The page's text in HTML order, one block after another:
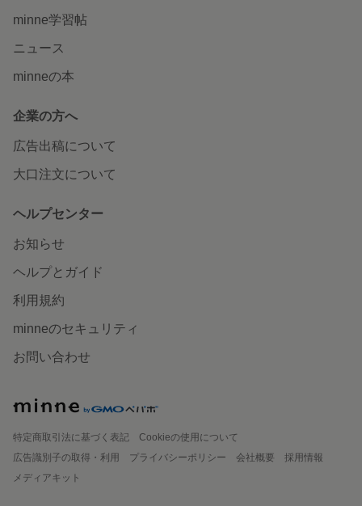
minne学習帖
ニュース
minneの本
企業の方へ
広告出稿について
大口注文について
ヘルプセンター
お知らせ
ヘルプとガイド
利用規約
minneのセキュリティ
お問い合わせ
特定商取引法に基づく表記
Cookieの使用について
広告識別子の取得・利用
プライバシーポリシー 会社概要
採用情報
メディアキット